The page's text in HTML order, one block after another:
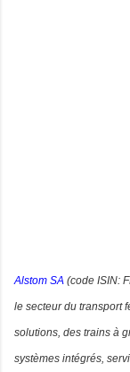
Alstom SA (code ISIN:
le secteur du transport
solutions, des trains à
systèmes intégrés,